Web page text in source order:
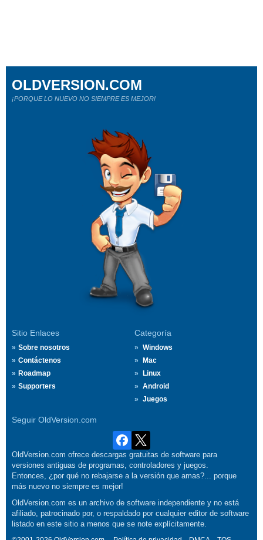
Sitio Enlaces
Sobre nosotros
Contáctenos
Roadmap
Supporters
Categoría
Windows
Mac
Linux
Android
Juegos
Seguir OldVersion.com
OLDVERSION.COM
¡PORQUE LO NUEVO NO SIEMPRE ES MEJOR!
OldVersion.com ofrece descargas gratuitas de software para
versiones antiguas de programas, controladores y juegos.
Entonces, ¿por qué no rebajarse a la versión que amas?... porque
más nuevo no siempre es mejor!
OldVersion.com es un archivo de software independiente y no está
afiliado, patrocinado por, o respaldado por cualquier editor de software
listado en este sitio a menos que se note explícitamente.